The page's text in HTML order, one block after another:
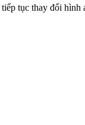
tục thay đổi hình